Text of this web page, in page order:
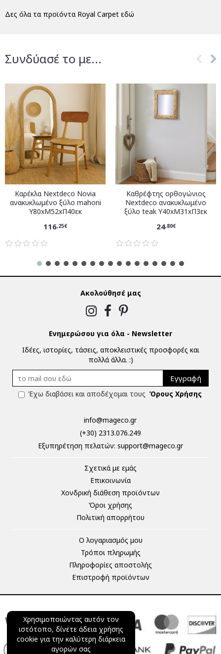
Δες όλα τα προϊόντα Royal Carpet εδώ
Συνδύασέ το με...
Καρέκλα Nextdeco Novia
ανακυκλωμένο ξύλο mahoni
Υ80xM52xΠ40εκ
116,25€
Καθρέφτης ορθογώνιος
Nextdeco ανακυκλωμένο
ξύλο teak Υ40xM31xΠ3εκ
24,80€
Χρησιμοποιώντας αυτόν τον
ιστότοπο, δίνετε άδεια χρήσης
cookie για την καλύτερη διάρκεια
αγορών σας
Ακολούθησέ μας
Ενημερώσου για όλα - Newsletter
Ιδέες, ιστορίες, τάσεις, αποκλειστικές προσφορές και
πολλά άλλα. :)
Εγγραφή
Έχω διαβάσει και αποδέχομαι τους Όρους Χρήσης
info@mageco.gr
(+30) 2313.076.249
Eξυπηρέτηση πελατών: support@mageco.gr
Σχετικά με εμάς
Επικοινωνία
Χονδρική διάθεση προϊόντων
Όροι χρήσης
Πολιτική απορρήτου
Ο λογαριασμός μου
Τρόποι πληρωμής
Πληροφορίες αποστολής
Επιστροφή προϊόντων